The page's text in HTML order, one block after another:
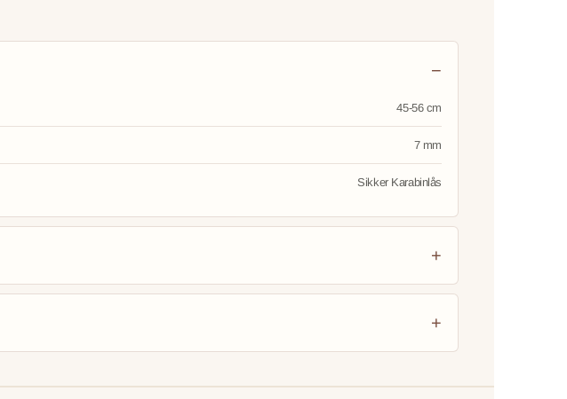
45-56 cm
7 mm
Sikker Karabinlås